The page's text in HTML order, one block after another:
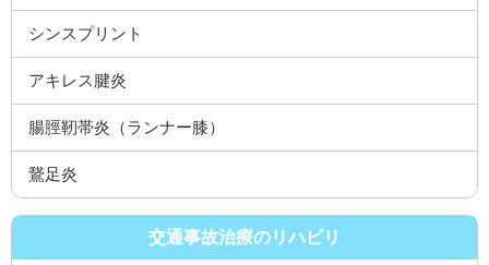
シンスプリント
アキレス腱炎
腸脛靭帯炎（ランナー膝）
鵞足炎
交通事故治療のリハビリ